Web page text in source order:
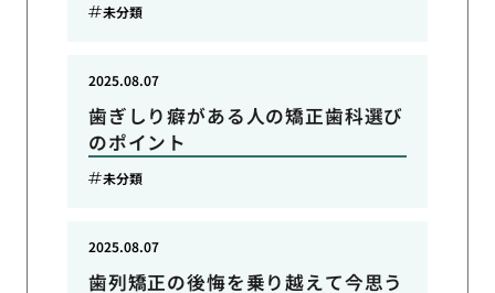
未分類
歯ぎしり癖がある人の矯正歯科選び
のポイント
2025.08.07
未分類
歯列矯正の後悔を乗り越えて今思う
2025.08.07